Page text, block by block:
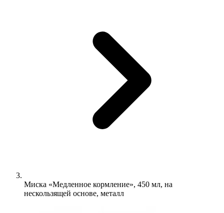
Миска «Медленное кормление», 450 мл, на
нескользящей основе, металл